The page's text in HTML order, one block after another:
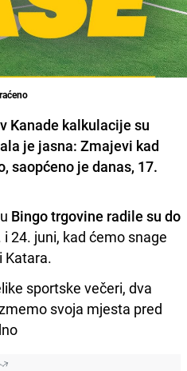
Kanade kalkulacije su
je jasna: Zmajevi kad
saopćeno je danas, 17.
Bingo trgovine radile su do
24. juni, kad ćemo snage
Katara.
sportske večeri, dva
svoja mjesta pred